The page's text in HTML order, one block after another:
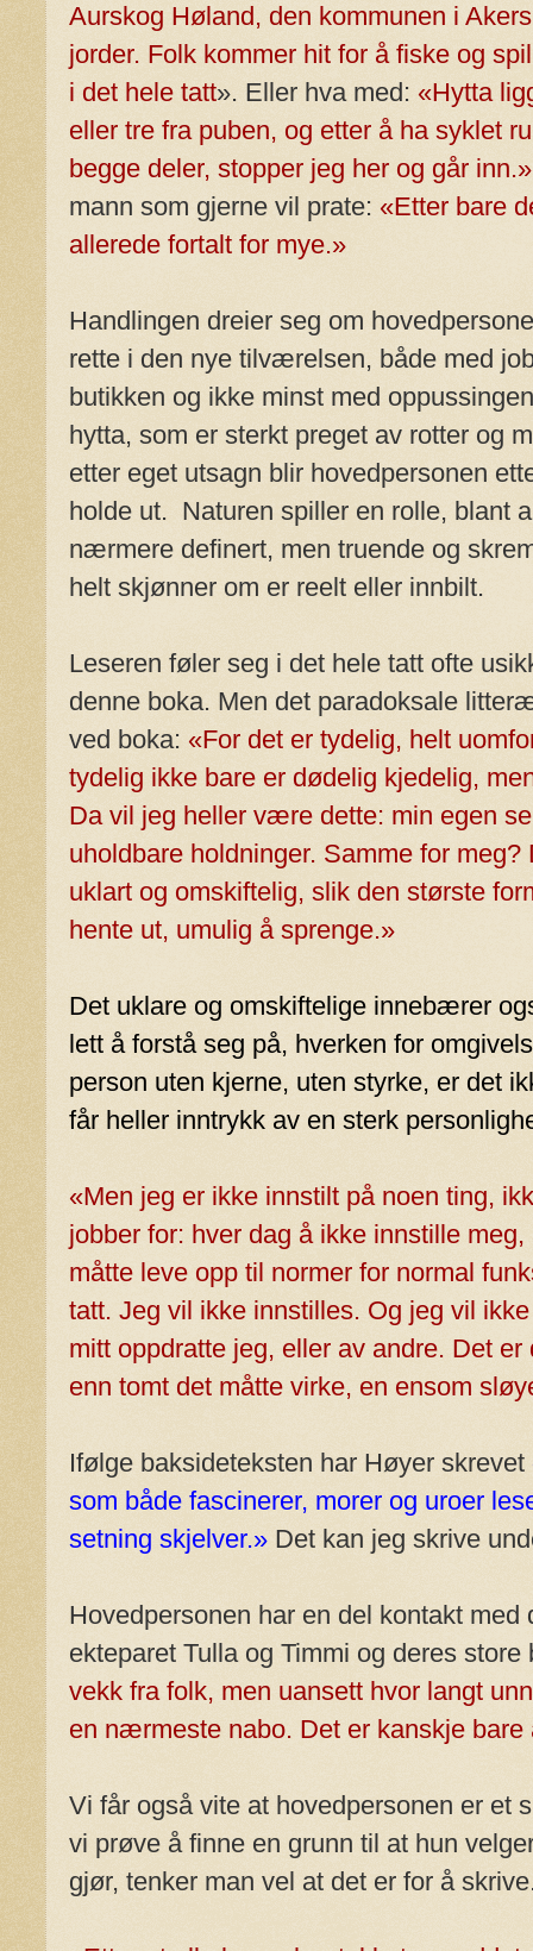
Aurskog Høland, den kommunen i
jorder. Folk kommer hit for å fiske og
i det hele tatt». Eller hva med:«Hytta
eller tre fra puben, og etter å ha syklet
begge deler, stopper jeg her og går inn.»
mann som gjerne vil prate:«Etter bare
allerede fortalt for mye.»
Handlingen dreier seg om
rette i den nye tilværelsen, både med
butikken og ikke minst med
hytta, som er sterkt preget av rotter og
etter eget utsagn blir hovedpersonen
holde ut. Naturen spiller en rolle, blant
nærmere definert, men truende og
helt skjønner om er reelt eller innbilt.
Leseren føler seg i det hele tatt ofte
denne boka. Men det paradoksale
ved boka: «For det er tydelig, helt
tydelig ikke bare er dødelig kjedelig,
Da vil jeg heller være dette: min egen
uholdbare holdninger. Samme for
uklart og omskiftelig, slik den største
hente ut, umulig å sprenge.»
Det uklare og omskiftelige innebærer
lett å forstå seg på, hverken for
person uten kjerne, uten styrke, er det
får heller inntrykk av en sterk
«Men jeg er ikke innstilt på noen ting,
jobber for: hver dag å ikke innstille
måtte leve opp til normer for normal
tatt. Jeg vil ikke innstilles. Og jeg vil
mitt oppdratte jeg, eller av andre. Det
enn tomt det måtte virke, en ensom
Ifølge baksideteksten har Høyer skrevet
som både fascinerer, morer og uroer
setning skjelver.» Det kan jeg skrive
Hovedpersonen har en del kontakt
ekteparet Tulla og Timmi og deres
vekk fra folk, men uansett hvor langt
en nærmeste nabo. Det er kanskje bare
Vi får også vite at hovedpersonen er et
vi prøve å finne en grunn til at hun
gjør, tenker man vel at det er for å